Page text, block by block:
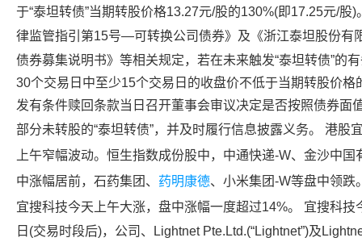
于“泰坦转债”当期转股价格13.27元/股的130%(即17.25元/
律监管指引第15号—可转换公司债券》及《浙江泰坦股份有
债券募集说明书》等相关规定，若在未来触发“泰坦转债”的
30个交易日中至少15个交易日的收盘价不低于当期转股价
发有条件赎回条款当日召开董事会审议决定是否按照债券面
部分未转股的“泰坦转债”，并及时履行信息披露义务。 港股
上午窄幅波动。 恒生指数成份股中， 中通快递-W、 金沙中国
中涨幅居前， 石药集团 、 药明康德、小米集团-W等盘中领跌
宜搜科技今天上午大涨，盘中涨幅一度超过14%。 宜搜科技
日(交易时段后)，公司、Lightnet Pte.Ltd.(“Lightnet”)及